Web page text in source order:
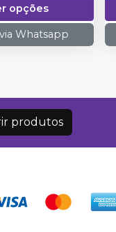
opções
Whatsapp
produtos